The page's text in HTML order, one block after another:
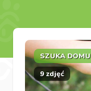
SZUKA DOMU
9 zdjęć